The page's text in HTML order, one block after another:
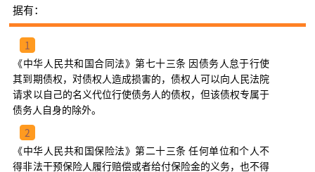
据有：
1
《中华人民共和国合同法》第七十三条 因债务人怠于行使
其到期债权，对债权人造成损害的，债权人可以向人民法院
请求以自己的名义代位行使债务人的债权，但该债权专属于
债务人自身的除外。
2
《中华人民共和国保险法》第二十三条 任何单位和个人不
得非法干预保险人履行赔偿或者给付保险金的义务，也不得